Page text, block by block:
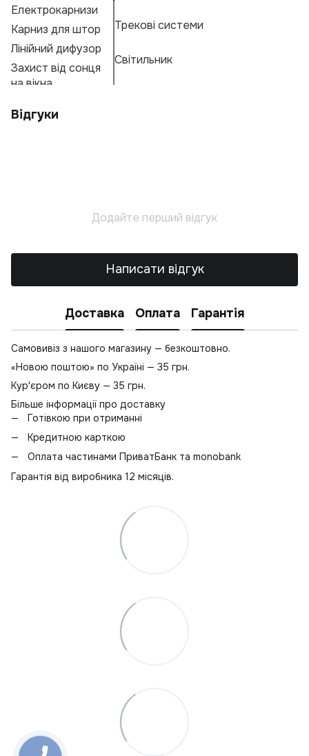
Електрокарнизи
Карниз для штор
Лінійний дифузор
Захист від сонця
на вікна
Трекові системи
Світильник
Відгуки
Додайте перший відгук
Написати відгук
Доставка Оплата Гарантія
Самовивіз з нашого магазину — безкоштовно.
«Новою поштою» по Україні — 35 грн.
Кур'єром по Києву — 35 грн.
Більше інформації про доставку
Готівкою при отриманні
Кредитною карткою
Оплата частинами ПриватБанк та monobank
Гарантія від виробника 12 місяців.